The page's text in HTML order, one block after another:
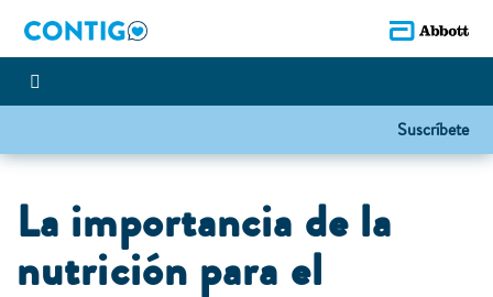
Suscríbete
La importancia de la
nutrición para el